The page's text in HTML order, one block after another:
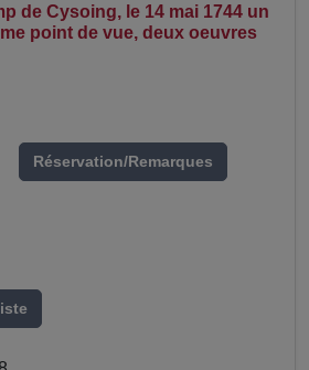
de Cysoing, le 14 mai 1744 un
point de vue, deux oeuvres
Réservation/Remarques